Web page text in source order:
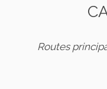
Routes